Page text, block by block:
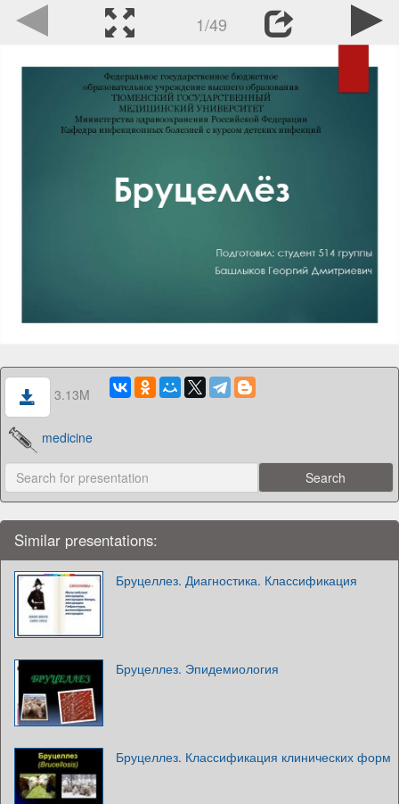
1/49
3.13M
medicine
Similar presentations:
Бруцеллез. Диагностика. Классификация
Бруцеллез. Эпидемиология
Бруцеллез. Классификация клинических форм